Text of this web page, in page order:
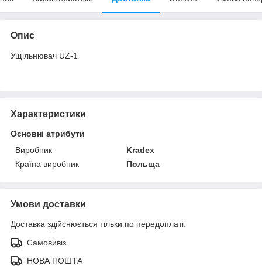
Опис
Ущільнювач UZ-1
Характеристики
Основні атрибути
Виробник
Kradex
Країна виробник
Польща
Умови доставки
Доставка здійснюється тільки по передоплаті.
Самовивіз
НОВА ПОШТА